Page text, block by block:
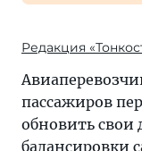
Редакция
пассажиров
обновить свои
балансировки